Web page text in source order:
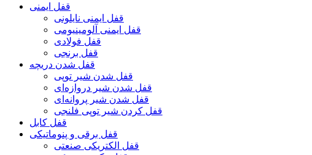
قفل ایمنی
قفل ایمنی نایلونی
قفل ایمنی آلومینیومی
قفل فولادی
قفل برنجی
قفل شدن دریچه
قفل شدن شیر توپی
قفل شدن شیر دروازه‌ای
قفل شدن شیر پروانه‌ای
قفل کردن شیر توپی فلنجی
قفل کابل
قفل برقی و پنوماتیکی
قفل الکتریکی صنعتی